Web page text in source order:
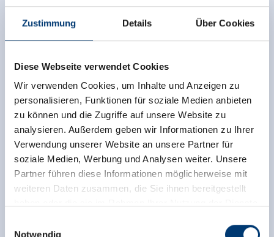
Zustimmung Details Über Cookies
Diese Webseite verwendet Cookies
Wir verwenden Cookies, um Inhalte und Anzeigen zu
personalisieren, Funktionen für soziale Medien anbieten
zu können und die Zugriffe auf unsere Website zu
analysieren. Außerdem geben wir Informationen zu Ihrer
Verwendung unserer Website an unsere Partner für
soziale Medien, Werbung und Analysen weiter. Unsere
Partner führen diese Informationen möglicherweise mit
weiteren Daten zusammen, die Sie ihnen bereitgestellt
Notwendig
za, 12.09.2026 - 18:00 uur
za, 19.09.2026 - 18:00 uur
za, 26.09.2026 - 18:00 uur
Neem contact op met
Das Posthotel GmbH
Rohrerstraße 4
6280 Zell am Ziller
(0043) 5282 2236
info@zillerseasons.at
www.zillerseasons.at/